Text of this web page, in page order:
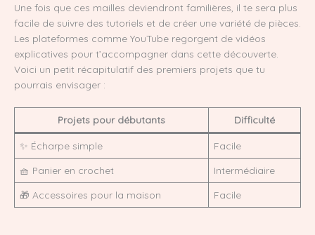
Une fois que ces mailles deviendront familières, il te sera plus
facile de suivre des tutoriels et de créer une variété de pièces.
Les plateformes comme YouTube regorgent de vidéos
explicatives pour t’accompagner dans cette découverte.
Voici un petit récapitulatif des premiers projets que tu
pourrais envisager :
Projets pour débutants Difficulté
✨ Écharpe simple Facile
🧺 Panier en crochet Intermédiaire
🎁 Accessoires pour la maison Facile